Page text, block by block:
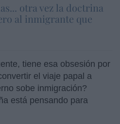
otra vez la doctrina
al inmigrante que
tiene esa obsesión por
el viaje papal a
sobe inmigración?
está pensando para